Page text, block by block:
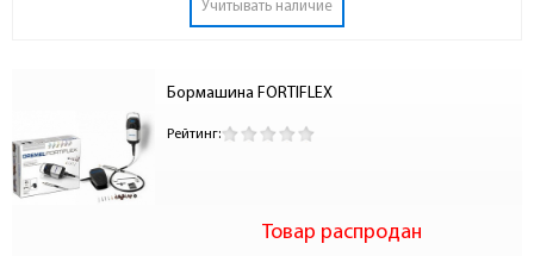
Учитывать наличие
Бормашина FORTIFLEX
Рейтинг:
Товар распродан